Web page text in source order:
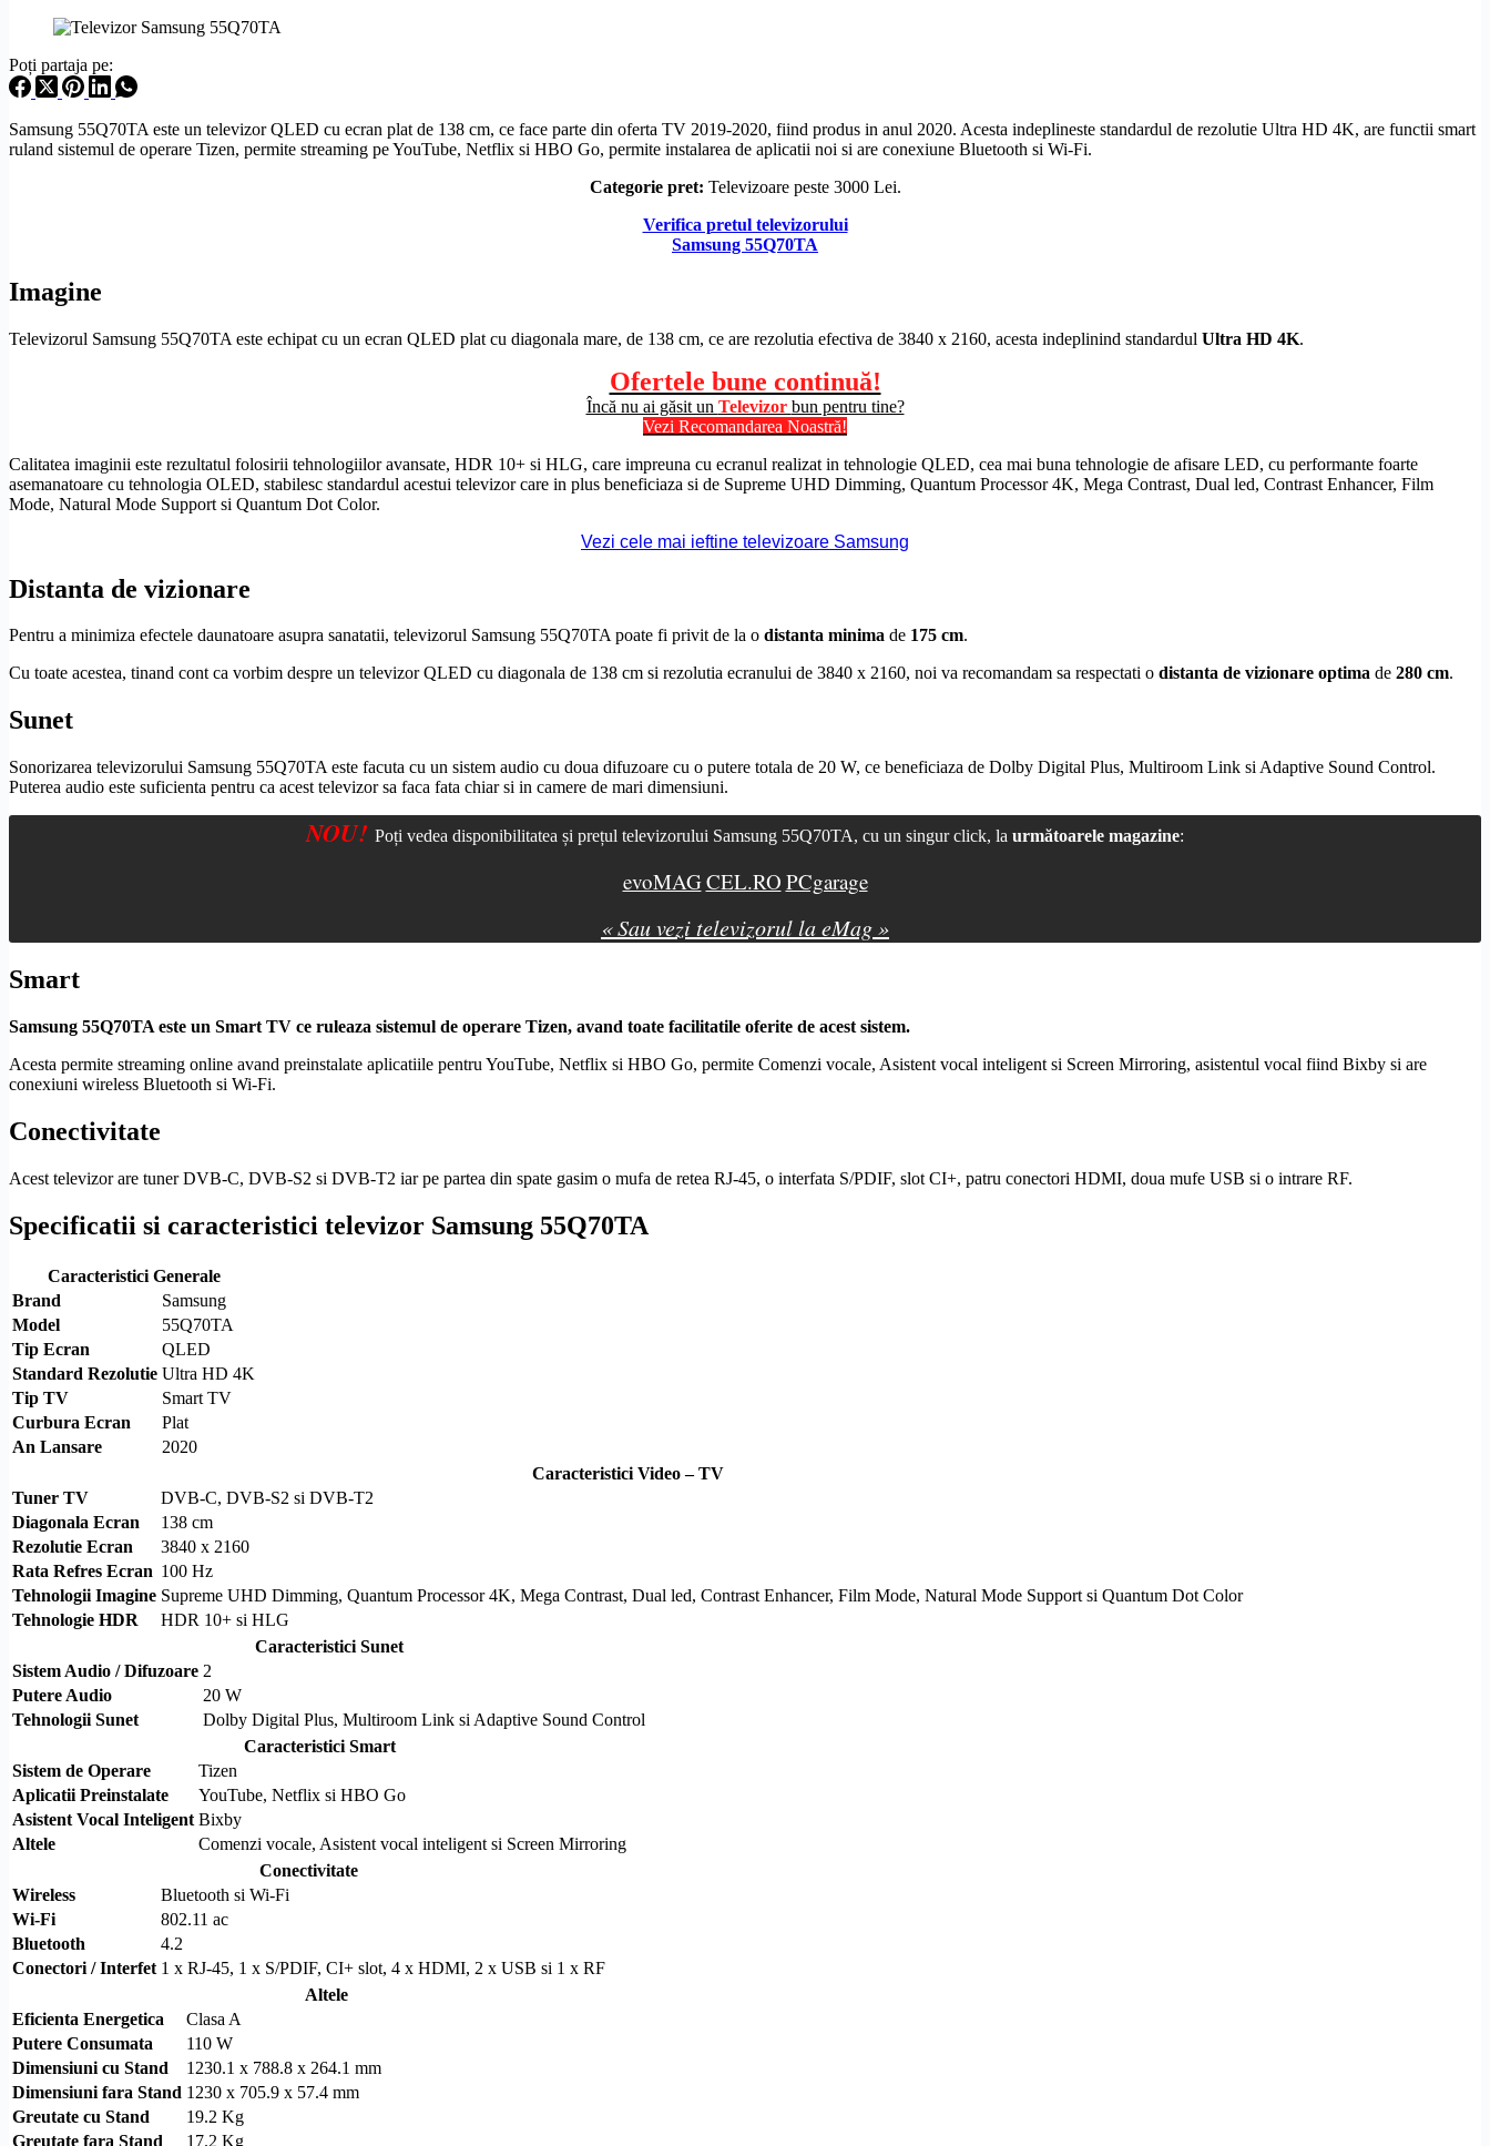
Poți partaja pe:
Samsung 55Q70TA este un televizorQLED cu ecran plat de 138 cm, ce face parte din oferta TV 2019-2020, fiind produs in anul 2020. Acesta indeplineste standardul de rezolutie Ultra HD 4K, are functii smart
ruland sistemul de operare Tizen, permite streaming pe YouTube, Netflix si HBO Go, permite instalarea de aplicatii noi si are conexiune Bluetooth si Wi-Fi.
Categorie pret: Televizoare peste 3000 Lei.
Verifica pretul televizorului
Samsung 55Q70TA
Imagine
Televizorul Samsung 55Q70TA este echipat cu un ecran QLED plat cu diagonala mare, de 138 cm, ce are rezolutia efectiva de 3840 x 2160, acesta indeplinind standardul Ultra HD 4K.
Ofertele bune continuă!
Încă nu ai găsit un Televizor bun pentru tine?
Vezi Recomandarea Noastră!
Calitatea imaginii este rezultatul folosirii tehnologiilor avansate, HDR 10+ si HLG, care impreuna cu ecranul realizat in tehnologie QLED, cea mai buna tehnologie de afisare LED, cu performante foarte
asemanatoare cu tehnologia OLED, stabilesc standardul acestui televizor care in plus beneficiaza si de Supreme UHD Dimming, Quantum Processor 4K, Mega Contrast, Dual led, Contrast Enhancer, Film
Mode, Natural Mode Support si Quantum Dot Color.
Vezi cele mai ieftine televizoare Samsung
Distanta de vizionare
Pentru a minimiza efectele daunatoare asupra sanatatii, televizorul Samsung 55Q70TA poate fi privit de la o distanta minima de 175 cm.
Cu toate acestea, tinand cont ca vorbim despre un televizorQLED cu diagonala de 138 cm si rezolutia ecranului de 3840 x 2160, noi va recomandam sa respectati o distanta de vizionare optima de 280 cm.
Sunet
Sonorizarea televizorului Samsung 55Q70TA este facuta cu un sistem audio cu doua difuzoare cu o putere totala de 20 W, ce beneficiaza de Dolby Digital Plus, Multiroom Link si Adaptive Sound Control.
Puterea audio este suficienta pentru ca acest televizor sa faca fata chiar si in camere de mari dimensiuni.
NOU! Poți vedea disponibilitatea și prețul televizorului Samsung 55Q70TA, cu un singur click, la următoarele magazine:
evoMAGCEL.RO PCgarage
« Sau vezi televizorul la eMag »
Smart
Samsung 55Q70TA este un Smart TV ce ruleaza sistemul de operare Tizen, avand toate facilitatile oferite de acest sistem.
Acesta permite streaming online avand preinstalate aplicatiile pentru YouTube, Netflix si HBO Go, permite Comenzi vocale, Asistent vocal inteligent si Screen Mirroring, asistentul vocal fiind Bixby si are
conexiuni wireless Bluetooth si Wi-Fi.
Conectivitate
Acest televizor are tunerDVB-C, DVB-S2 si DVB-T2 iar pe partea din spate gasim o mufa de retea RJ-45, o interfata S/PDIF, slot CI+, patru conectori HDMI, doua mufe USB si o intrare RF.
Specificatii si caracteristici televizor Samsung 55Q70TA
Caracteristici Generale
Brand
Samsung
Model
55Q70TA
Tip Ecran
QLED
Standard Rezolutie Ultra HD 4K
Tip TV
Smart TV
Curbura Ecran
Plat
An Lansare
2020
Caracteristici Video – TV
Tuner TV
DVB-C, DVB-S2 si DVB-T2
Diagonala Ecran
138 cm
Rezolutie Ecran
3840 x 2160
Rata Refres Ecran 100 Hz
Tehnologii Imagine Supreme UHD Dimming, Quantum Processor 4K, Mega Contrast, Dual led, Contrast Enhancer, Film Mode, Natural Mode Support si Quantum Dot Color
Tehnologie HDR HDR 10+ si HLG
Caracteristici Sunet
Sistem Audio / Difuzoare 2
Putere Audio
20 W
Tehnologii Sunet
Dolby Digital Plus, Multiroom Link si Adaptive Sound Control
Caracteristici Smart
Sistem de Operare
Tizen
Aplicatii Preinstalate
YouTube, Netflix si HBO Go
Asistent Vocal Inteligent Bixby
Altele
Comenzi vocale, Asistent vocal inteligent si Screen Mirroring
Conectivitate
Wireless
Bluetooth si Wi-Fi
Wi-Fi
802.11 ac
Bluetooth
4.2
Conectori / Interfet 1 x RJ-45, 1 x S/PDIF, CI+ slot, 4 x HDMI, 2 x USB si 1 x RF
Altele
Eficienta Energetica
Clasa A
Putere Consumata
110 W
Dimensiuni cu Stand
1230.1 x 788.8 x 264.1 mm
Dimensiuni fara Stand 1230 x 705.9 x 57.4 mm
Greutate cu Stand
19.2 Kg
Greutate fara Stand
17.2 Kg